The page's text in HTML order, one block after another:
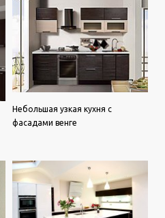
Небольшая узкая кухня с
фасадами венге